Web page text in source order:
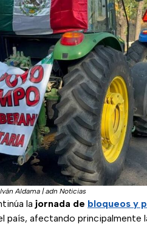
Iván Aldama | adn Noticias
la jornada de bloqueos y
país, afectando principalmente